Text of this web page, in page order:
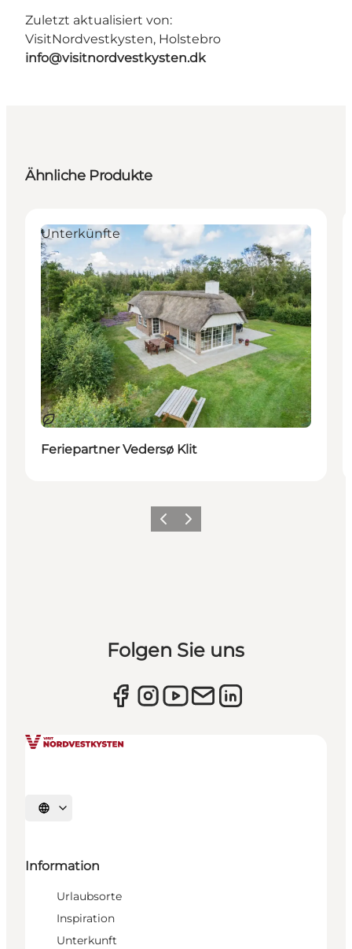
Zuletzt aktualisiert von:
VisitNordvestkysten, Holstebro
info@visitnordvestkysten.dk
Ähnliche Produkte
Nachhaltig
Unterkünfte
Feriepartner Vedersø Klit
ZurückWeiter
Folgen Sie uns
Sprache auswählen
Information
Urlaubsorte
Inspiration
Unterkunft